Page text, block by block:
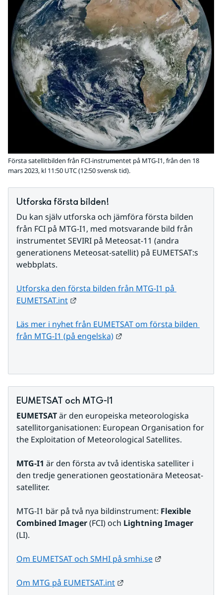
Första satellitbilden från FCI-instrumentet på MTG-I1, från den 18
mars 2023, kl 11:50 UTC (12:50 svensk tid).
Utforska första bilden!
Du kan själv utforska och jämföra första bilden
från FCI på MTG-I1, med motsvarande bild från
instrumentet SEVIRI på Meteosat-11 (andra
generationens Meteosat-satellit) på EUMETSAT:s
webbplats.
Utforska den första bilden från MTG-I1 på
EUMETSAT.int
Läs mer i nyhet från EUMETSAT om första bilden
från MTG-I1 (på engelska)
EUMETSAT och MTG-I1
EUMETSAT är den europeiska meteorologiska
satellitorganisationen: European Organisation for
the Exploitation of Meteorological Satellites.
MTG-I1 är den första av två identiska satelliter i
den tredje generationen geostationära Meteosat-
satelliter.
MTG-I1 bär på två nya bildinstrument: Flexible
Combined Imager (FCI) och
(LI).
Om EUMETSAT och SMHI på smhi.se
Om MTG på EUMETSAT.int